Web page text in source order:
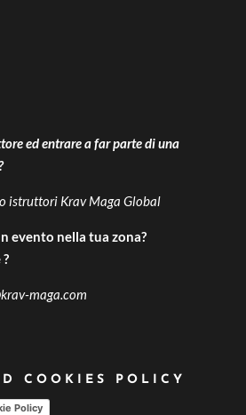
ed entrare a far parte di una
istruttori Krav Maga Global
evento nella tua zona?
maga.com
COOKIES POLICY
Policy